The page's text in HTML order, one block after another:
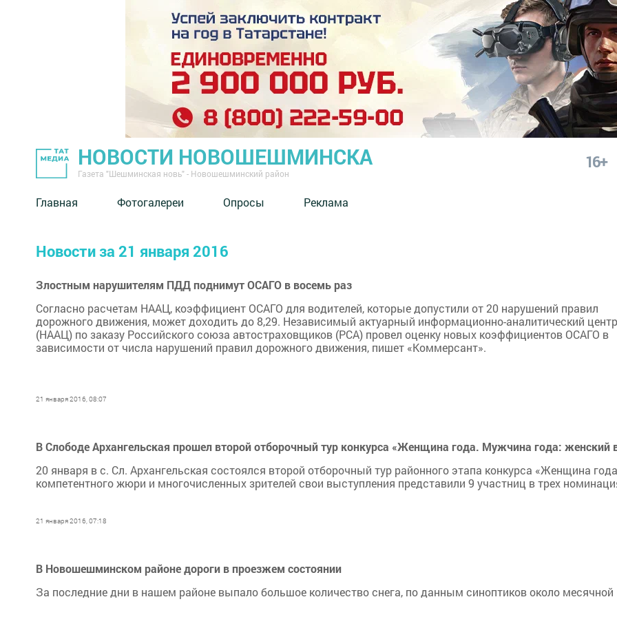
НОВОСТИ НОВОШЕШМИНСКА
Газета "Шешминская новь" - Новошешминский район
16+
Главная Фотогалереи Опросы Реклама
Новости за 21 января 2016
Злостным нарушителям ПДД поднимут ОСАГО в восемь раз
Согласно расчетам НААЦ, коэффициент ОСАГО для водителей, которые допустили от 20 нарушений правил
дорожного движения, может доходить до 8,29. Независимый актуарный информационно-аналитический центр
(НААЦ) по заказу Российского союза автостраховщиков (РСА) провел оценку новых коэффициентов ОСАГО в
зависимости от числа нарушений правил дорожного движения, пишет «Коммерсант».
21 января 2016, 08:07
В Слободе Архангельская прошел второй отборочный тур конкурса «Женщина года. Мужчина года: женский
20 января в с. Сл. Архангельская состоялся второй отборочный тур районного этапа конкурса «Женщина
компетентного жюри и многочисленных зрителей свои выступления представили 9 участниц в трех
21 января 2016, 07:18
В Новошешминском районе дороги в проезжем состоянии
За последние дни в нашем районе выпало большое количество снега, по данным синоптиков около